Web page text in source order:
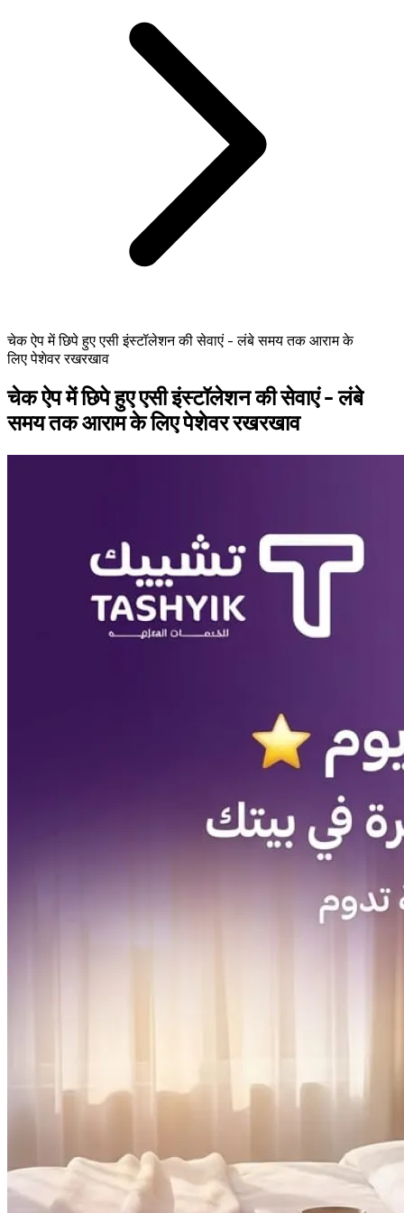
चेक ऐप में छिपे हुए एसी इंस्टॉलेशन की सेवाएं - लंबे समय तक आराम के
लिए पेशेवर रखरखाव
चेक ऐप में छिपे हुए एसी इंस्टॉलेशन की सेवाएं - लंबे
समय तक आराम के लिए पेशेवर रखरखाव